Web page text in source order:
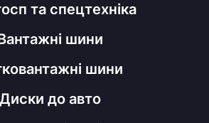
та спецтехніка
шини
шини
Диски до авто